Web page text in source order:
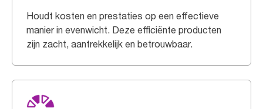
Houdt kosten en prestaties op een effectieve
manier in evenwicht. Deze efficiënte producten
zijn zacht, aantrekkelijk en betrouwbaar.